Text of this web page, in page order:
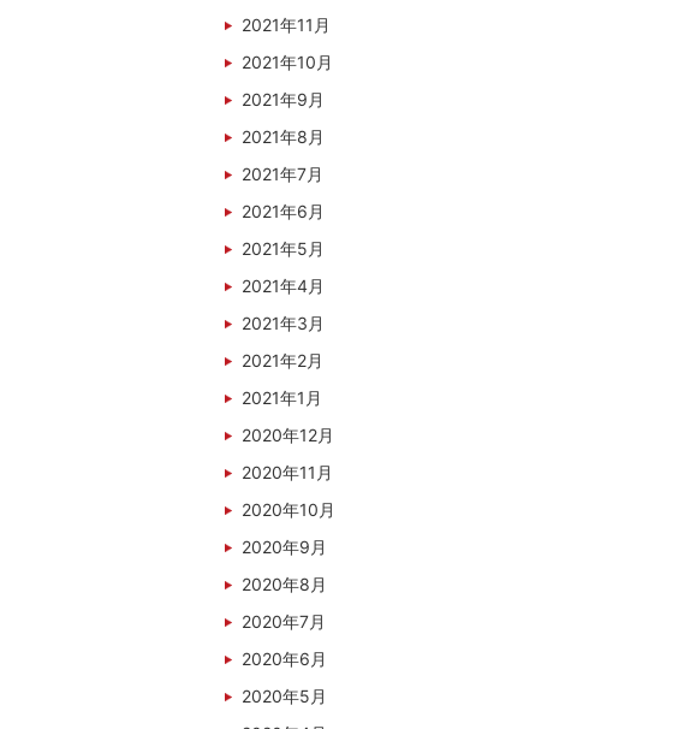
2021年11月
2021年10月
2021年9月
2021年8月
2021年7月
2021年6月
2021年5月
2021年4月
2021年3月
2021年2月
2021年1月
2020年12月
2020年11月
2020年10月
2020年9月
2020年8月
2020年7月
2020年6月
2020年5月